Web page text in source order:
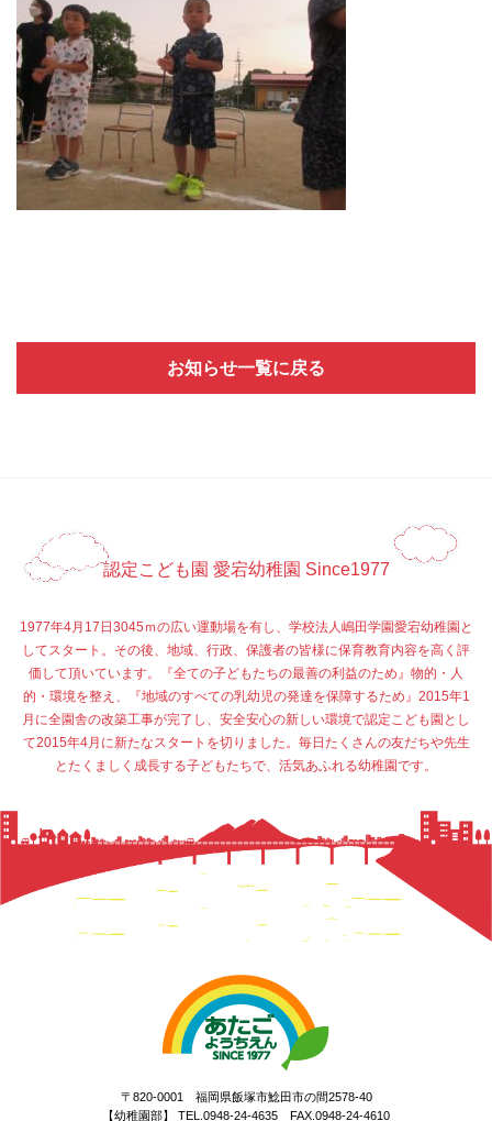
お知らせ一覧に戻る
認定こども園 愛宕幼稚園 Since1977
1977年4月17日3045ｍの広い運動場を有し、学校法人嶋田学園愛宕幼稚園と
してスタート。その後、地域、行政、保護者の皆様に保育教育内容を高く評
価して頂いています。『全ての子どもたちの最善の利益のため』物的・人
的・環境を整え、『地域のすべての乳幼児の発達を保障するため』2015年1
月に全園舎の改築工事が完了し、安全安心の新しい環境で認定こども園とし
て2015年4月に新たなスタートを切りました。毎日たくさんの友だちや先生
とたくましく成長する子どもたちで、活気あふれる幼稚園です。
〒820-0001 福岡県飯塚市鯰田市の間2578-40
【幼稚園部】 TEL.0948-24-4635 FAX.0948-24-4610